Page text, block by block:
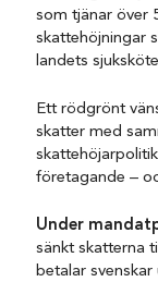
som tjänar över
skattehöjningar
landets
Ett rödgrönt
skatter med
företagande –
Under
sänkt skatterna
betalar